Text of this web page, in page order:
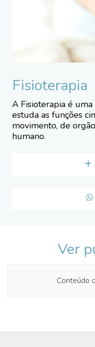
Fisioterapia
A Fisioterapia é
estuda as funções
movimento, de
humano.
Ver
Conteúdo